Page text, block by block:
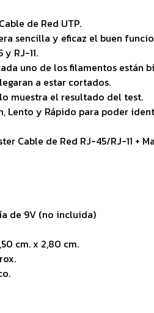
de Red UTP.
sencilla y eficaz el buen
RJ-11.
uno de los filamentos están
a estar cortados.
muestra el resultado del test.
Lento y Rápido para poder
Cable de Red RJ-45/RJ-11 +
de 9V (no incluida)
cm. x 2,80 cm.